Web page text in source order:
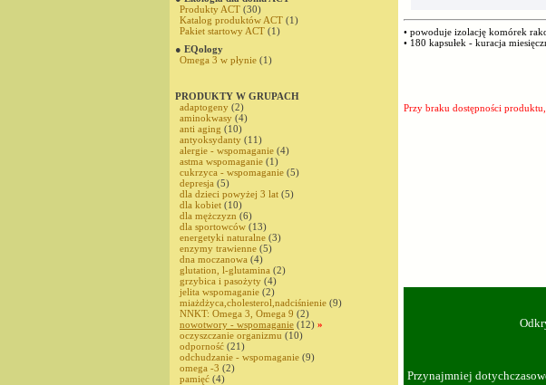
Produkty ACT (30)
Katalog produktów ACT (1)
Pakiet startowy ACT (1)
● EQology
Omega 3 w płynie (1)
PRODUKTY W GRUPACH
adaptogeny (2)
aminokwasy (4)
anti aging (10)
antyoksydanty (11)
alergie - wspomaganie (4)
astma wspomaganie (1)
cukrzyca - wspomaganie (5)
depresja (5)
dla dzieci powyżej 3 lat (5)
dla kobiet (10)
dla mężczyzn (6)
dla sportowców (13)
energetyki naturalne (3)
enzymy trawienne (5)
dna moczanowa (4)
glutation, l-glutamina (2)
grzybica i pasożyty (4)
jelita wspomaganie (2)
miażdżyca,cholesterol,nadciśnienie (9)
NNKT: Omega 3, Omega 9 (2)
nowotwory - wspomaganie (12) »
oczyszczanie organizmu (10)
odporność (21)
odchudzanie - wspomaganie (9)
omega -3 (2)
pamięć (4)
• powoduje izolację komórek
• 180 kapsułek - kuracja
Przy braku dostępności
Przynajmniej